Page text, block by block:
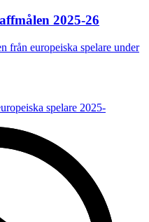
2025-26
från europeiska spelare under